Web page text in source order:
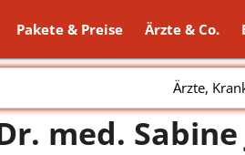
Pakete & Preise Ärzte & Co.
Ärzte,
med. Sabine